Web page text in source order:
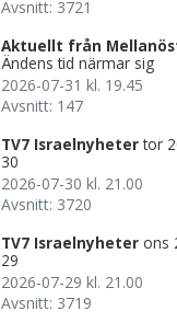
Avsnitt: 3721
Aktuellt från
Ändens tid närmar sig
2026-07-31 kl. 19.45
Avsnitt: 147
TV7 Israelnyheter tor
30
2026-07-30 kl. 21.00
Avsnitt: 3720
TV7 Israelnyheter ons
29
2026-07-29 kl. 21.00
Avsnitt: 3719